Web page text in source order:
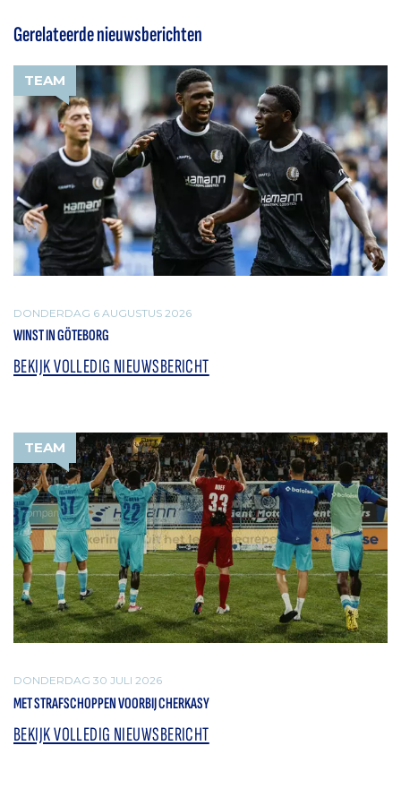
Gerelateerde nieuwsberichten
TEAM
DONDERDAG 6 AUGUSTUS 2026
WINST IN GÖTEBORG
BEKIJK VOLLEDIG NIEUWSBERICHT
TEAM
DONDERDAG 30 JULI 2026
MET STRAFSCHOPPEN VOORBIJ CHERKASY
BEKIJK VOLLEDIG NIEUWSBERICHT